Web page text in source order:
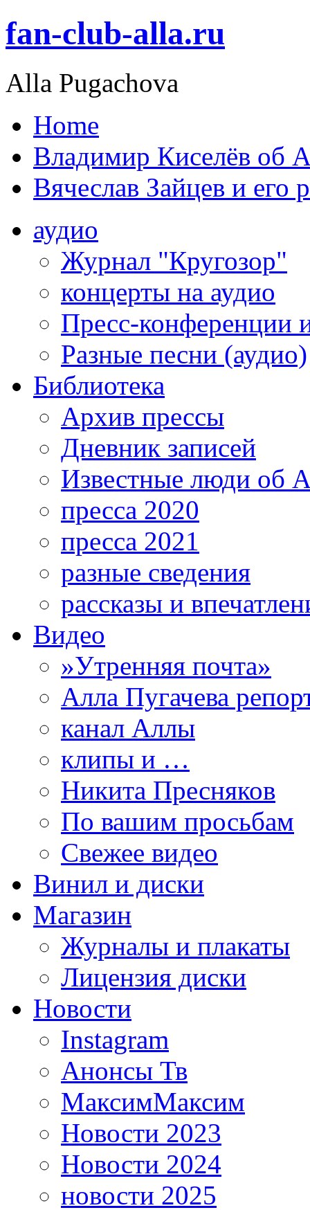
fan-club-alla.ru
Alla Pugachova
Home
Владимир Киселёв об
Вячеслав Зайцев и его
аудио
Журнал "Кругозор"
концерты на аудио
Пресс-конференции
Разные песни (аудио)
Библиотека
Архив прессы
Дневник записей
Известные люди об
пресса 2020
пресса 2021
разные сведения
рассказы и
Видео
»Утренняя почта»
Алла Пугачева
канал Аллы
клипы и …
Никита Пресняков
По вашим просьбам
Свежее видео
Винил и диски
Магазин
Журналы и плакаты
Лицензия диски
Новости
Instagram
Анонсы Тв
МаксимМаксим
Новости 2023
Новости 2024
новости 2025